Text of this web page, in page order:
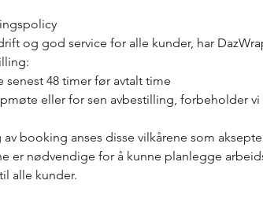
og god service for alle kunder, har
senest 48 timer før avtalt time
eller for sen avbestilling, forbeholder
booking anses disse vilkårene som
er nødvendige for å kunne planlegge
alle kunder.